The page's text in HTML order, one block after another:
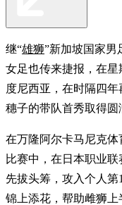
继“雄狮”新加坡国家男
女足也传来捷报，在星
度尼西亚，在时隔四
穗子的带队首秀取得圆
在万隆阿尔卡马尼克体
比赛中，在日本职业
先拔头筹，攻入个人
锦上添花，帮助雌狮上